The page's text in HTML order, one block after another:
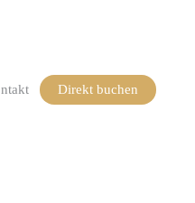
Direkt buchen